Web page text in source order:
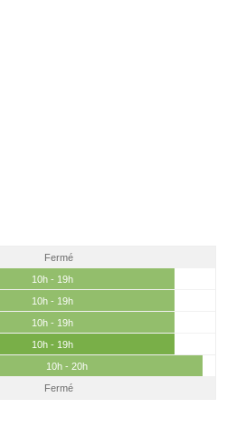
Fermé
10h - 19h
10h - 19h
10h - 19h
10h - 19h
10h - 20h
Fermé